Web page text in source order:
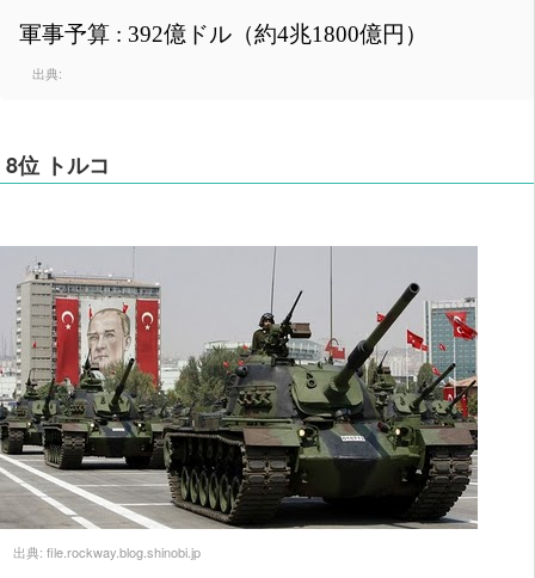
軍事予算 : 392億ドル（約4兆1800億円）
出典:
8位 トルコ
出典: file.rockway.blog.shinobi.jp